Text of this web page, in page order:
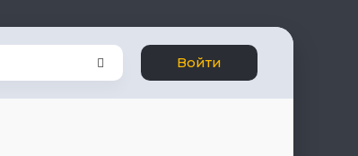
Войти